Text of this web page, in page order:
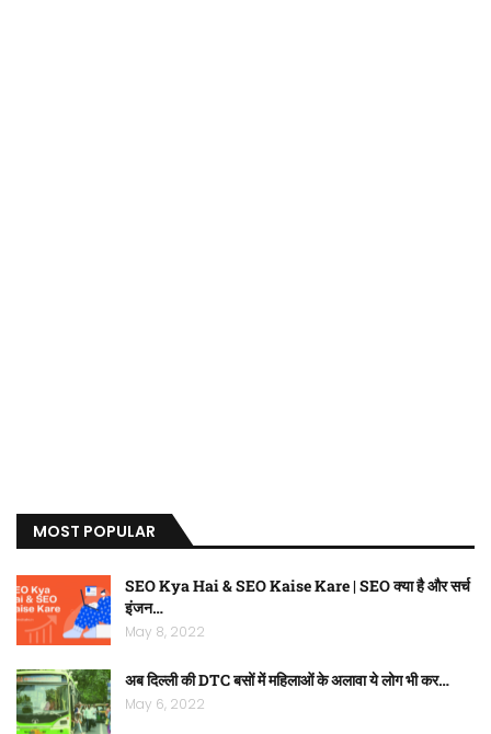
MOST POPULAR
SEO Kya Hai & SEO Kaise Kare | SEO क्या है और सर्च
इंजन…
May 8, 2022
अब दिल्ली की DTC बसों में महिलाओं के अलावा ये लोग भी कर…
May 6, 2022